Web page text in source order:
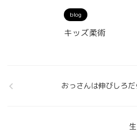
blog
キッズ柔術
おっさんは伸びしろ